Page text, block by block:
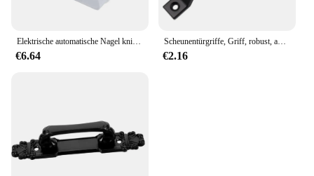
€6.64
Scheunentürgriffe, Griff, robust, aus schwarzem Eisen, für heißes Bett, Schiebetor, Schuppen, Garage, Arbeitsplatten aus Aluminiumlegierung, Möbelbeschläge
€2.16